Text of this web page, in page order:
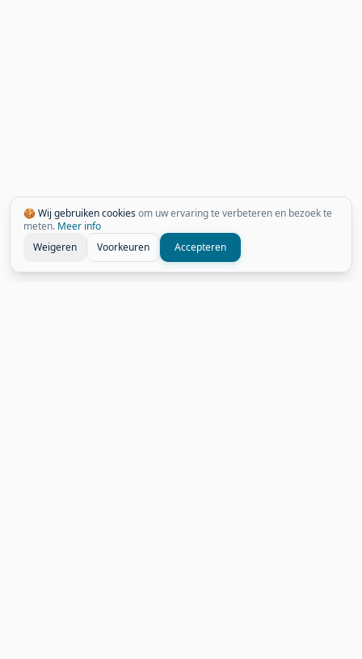
🍪 Wij gebruiken cookiesom uw ervaring te verbeteren en bezoek te
meten. Meer info
Weigeren
Voorkeuren Accepteren